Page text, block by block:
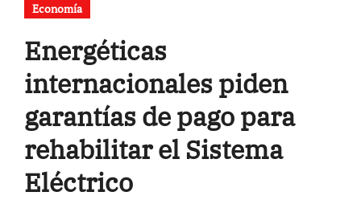
Economía
Energéticas
internacionales piden
garantías de pago para
rehabilitar el Sistema
Eléctrico